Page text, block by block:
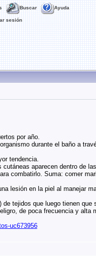
Buscar Ayuda
sesión
por año.
durante el baño a
tendencia.
aparecen dentro de
combatirlo. Suma: comer
lesión en la piel al manejar
tejidos que luego tienen que
de poca frecuencia y alta
uc673956